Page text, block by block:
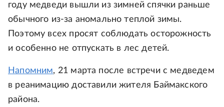
году медведи вышли из зимней спячки раньше
обычного из-за аномально теплой зимы.
Поэтому всех просят соблюдать осторожность
и особенно не отпускать в лес детей.
Напомним, 21 марта после встречи с медведем
в реанимацию доставили жителя Баймакского
района.